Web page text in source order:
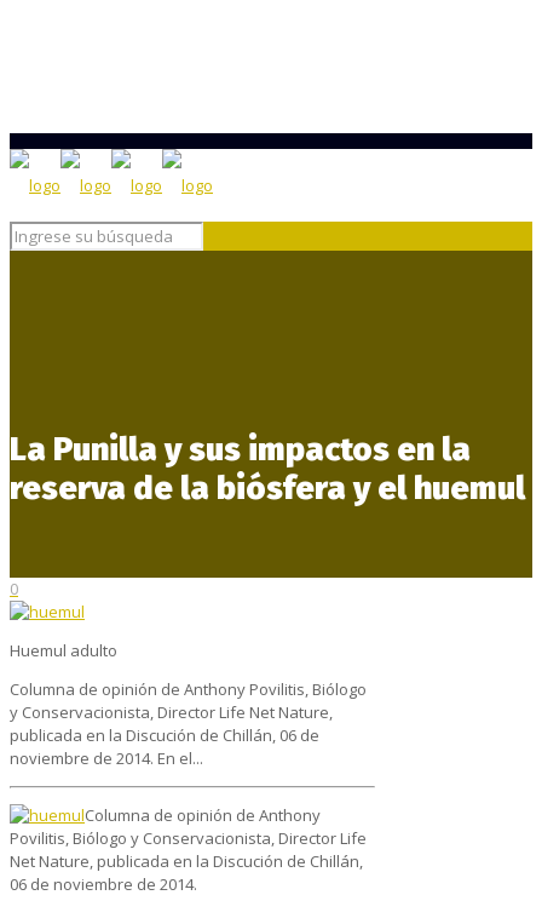
La Punilla y sus impactos en la
reserva de la biósfera y el huemul
0
Huemul adulto
Columna de opinión de Anthony Povilitis, Biólogo
y Conservacionista, Director Life Net Nature,
publicada en la Discución de Chillán, 06 de
noviembre de 2014. En el...
Columna de opinión de Anthony
Povilitis, Biólogo y Conservacionista, Director Life
Net Nature, publicada en la Discución de Chillán,
06 de noviembre de 2014.